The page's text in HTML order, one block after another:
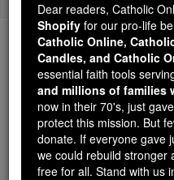
Trending:
Daily Reading for
Today's Reading The
3
Dear readers, Catholic
Shopify for our pro-life
Catholic Online,
Candles, and Catholic
essential faith tools
and millions of families
now in their 70's, just
protect this mission. But
donate. If everyone gave
we could rebuild stronger
free for all. Stand with us